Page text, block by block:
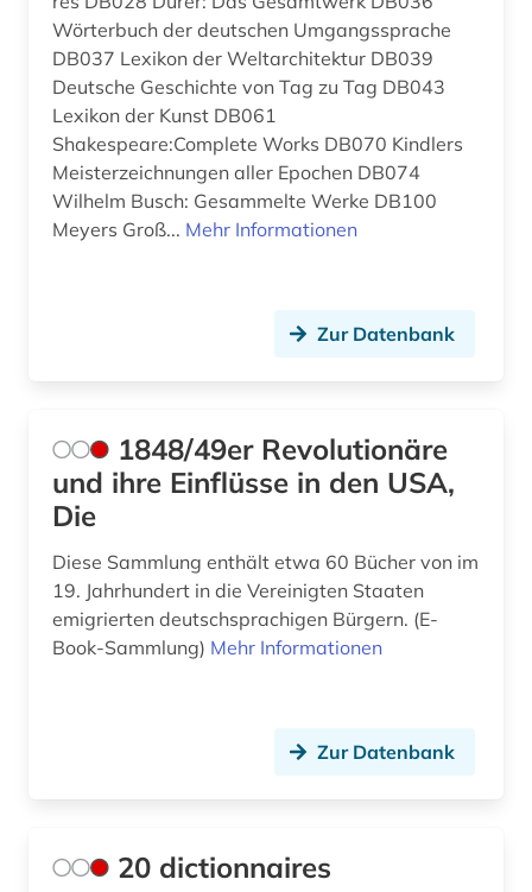
asiatische studien (1)
asien (3)
asienforschung (1)
astronomy and astrophysics (1)
asylbewerberleistungsrecht (1)
asylrecht (2)
aufenthaltsrecht (1)
aufsatzsammlung (2)
aufsätze (1)
autobiografische literatur (2)
Osmanisches Reich (2)
Ostasien (3)
Osteuropa (11)
Ostmitteleuropa (7)
Palaestina (1)
Rumänien (5)
Sachsen (2)
Schweiz (7)
Serbien (6)
Suedamerika (9)
Wörterbuch der deutschen Umgangssprache
DB037 Lexikon der Weltarchitektur DB039
Deutsche Geschichte von Tag zu Tag DB043
Lexikon der Kunst DB061
Shakespeare:Complete Works DB070 Kindlers
Meisterzeichnungen aller Epochen DB074
Wilhelm Busch: Gesammelte Werke DB100
Meyers Groß... Mehr Informationen
Zur Datenbank
1848/49er Revolutionäre
und ihre Einflüsse in den USA,
Die
Diese Sammlung enthält etwa 60 Bücher von im
19. Jahrhundert in die Vereinigten Staaten
emigrierten deutschsprachigen Bürgern. (E-
Book-Sammlung) Mehr Informationen
Zur Datenbank
20 dictionnaires